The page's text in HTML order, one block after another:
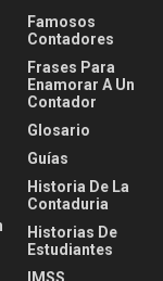
Famosos
Contadores
Frases Para
Enamorar A Un
Contador
Glosario
Guías
Historia De La
Contaduria
Historias De
Estudiantes